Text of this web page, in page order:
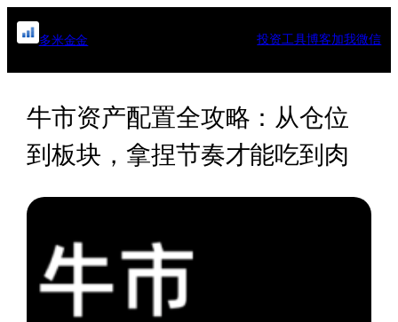
跳
至
多米金金 投资工具博客加我微信
牛市资产配置全攻略：从仓位
到板块，拿捏节奏才能吃到肉